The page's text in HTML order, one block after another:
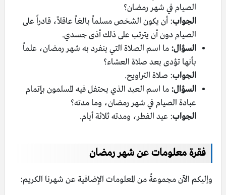
الصيام في شهر رمضان؟
الجواب: أن يكون الشخص مسلماً بالغاً عاقلاً، قادراً على
الصيام دون أن يترتب على ذلك أذى جسدي.
السؤال: ما اسم الصلاة التي ينفرد به شهر رمضان، علماً
بأنها تؤدى بعد صلاة العشاء؟
الجواب: صلاة التراويح.
السؤال: ما اسم العيد الذي يحتفل فيه المسلمون بإتمام
عبادة الصيام في شهر رمضان، وما مدته؟
الجواب: عيد الفطر، ومدته ثلاثة أيام.
فقرة معلومات عن شهر رمضان
وإليكم الآن مجموعةً من المعلومات الإضافية عن شهرنا الكريم: